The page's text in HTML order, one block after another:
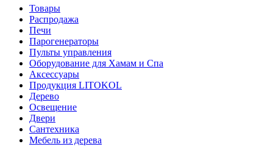
Товары
Распродажа
Печи
Парогенераторы
Пульты управления
Оборудование для Хамам и Спа
Аксессуары
Продукция LITOKOL
Дерево
Освещение
Двери
Сантехника
Мебель из дерева